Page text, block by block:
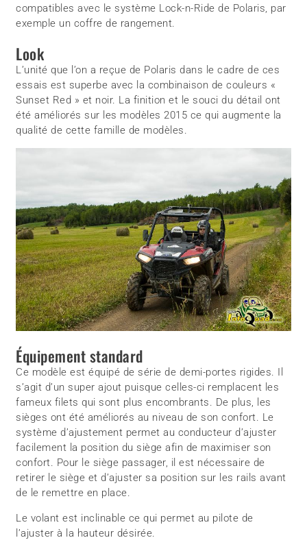
compatibles avec le système Lock-n-Ride de Polaris, par
exemple un coffre de rangement.
Look
L’unité que l’on a reçue de Polaris dans le cadre de ces
essais est superbe avec la combinaison de couleurs «
Sunset Red » et noir. La finition et le souci du détail ont
été améliorés sur les modèles 2015 ce qui augmente la
qualité de cette famille de modèles.
Équipement standard
Ce modèle est équipé de série de demi-portes rigides. Il
s’agit d’un super ajout puisque celles-ci remplacent les
fameux filets qui sont plus encombrants. De plus, les
sièges ont été améliorés au niveau de son confort. Le
système d’ajustement permet au conducteur d’ajuster
facilement la position du siège afin de maximiser son
confort. Pour le siège passager, il est nécessaire de
retirer le siège et d’ajuster sa position sur les rails avant
de le remettre en place.
Le volant est inclinable ce qui permet au pilote de
l’ajuster à la hauteur désirée.